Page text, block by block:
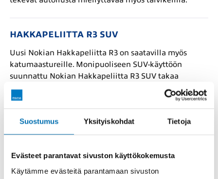
Suostumus Yksityiskohdat Tietoja
Evästeet parantavat sivuston käyttökokemusta
Käytämme evästeitä parantamaan sivuston
HAKKAPELIITTA R3 SUV
Uusi Nokian Hakkapeliitta R3 on saatavilla myös
katumaastureille. Monipuoliseen SUV-käyttöön
suunnattu Nokian Hakkapeliitta R3 SUV takaa
turvallisen pidon ja vakaan ajotuntuman. Nokian
Hakkapeliitta R3 SUV on varustettu Aramid-
viiltojen aiheuttamilta vahingoilta.
Etsi tästä autoosi sopivat kitkarenkaat